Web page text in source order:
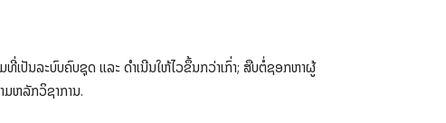
ປັນລະບົບຄົບຊຸດ ແລະ ດຳເນີນໃຫ້ໄວຂຶ້ນກວ່າເກົ່າ; ສືບຕໍ່ຊອກຫາຜູ້
ມຫລັກວິຊາການ.